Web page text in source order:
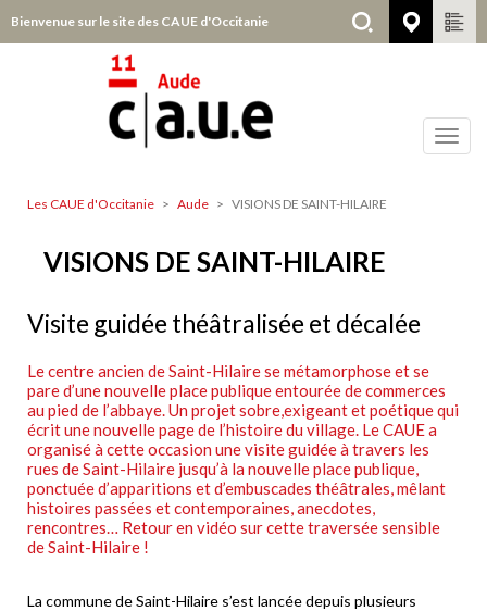
au
Bienvenue sur le site des CAUE d'Occitanie Aude
Aude
Les CAUE d'Occitanie Aude VISIONS DE SAINT-HILAIRE
VISIONS DE SAINT-HILAIRE
Visite guidée théâtralisée et décalée
Le centre ancien de Saint-Hilaire se métamorphose et se
pare d’une nouvelle place publique entourée de commerces
au pied de l’abbaye. Un projet sobre,exigeant et poétique qui
écrit une nouvelle page de l’histoire du village. Le CAUE a
organisé à cette occasion une visite guidée à travers les
rues de Saint-Hilaire jusqu’à la nouvelle place publique,
ponctuée d’apparitions et d’embuscades théâtrales, mêlant
histoires passées et contemporaines, anecdotes,
rencontres… Retour en vidéo sur cette traversée sensible
de Saint-Hilaire !
La commune de Saint-Hilaire s’est lancée depuis plusieurs